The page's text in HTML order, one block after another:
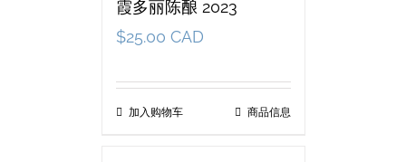
霞多丽陈酿 2023
$25.00 CAD
加入购物车 商品信息